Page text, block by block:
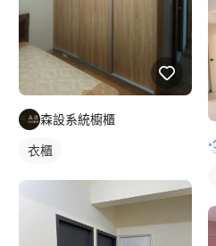
森設系統櫥櫃
衣櫃